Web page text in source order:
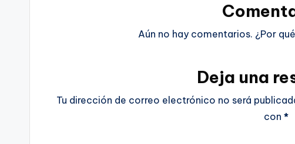
Aún no hay comentarios. ¿Por
Deja una
Tu dirección de correo electrónico no será
con*